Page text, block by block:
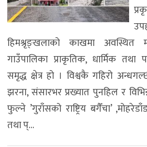
हिमश्रृङ्खलाको काखमा अवस्थित
गाउँपालिका प्राकृतिक, धार्मिक तथा
समृद्ध क्षेत्र हो । विश्वकै गहिरो
झरना, संसारभर प्रख्यात पुनहिल र
फुल्ने ’गुराँसको राष्ट्रिय बगैँचा’
तथा प्...